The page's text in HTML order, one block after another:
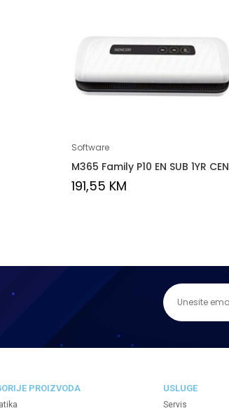
Software
M365 Family P10 EN SUB 1YR CEN
191,55 KM
PROIZVODA USLUGE
Servis